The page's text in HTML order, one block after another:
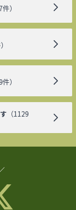
件）
件）
（1129